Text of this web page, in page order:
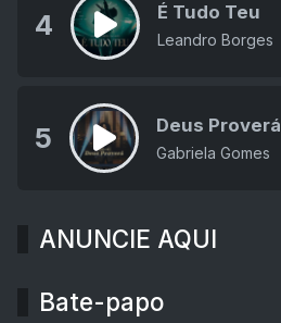
4 É Tudo Teu
Leandro Borges
5 Deus Proverá
Gabriela Gomes
ANUNCIE AQUI
Bate-papo